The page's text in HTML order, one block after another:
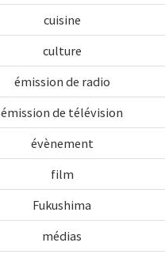
cuisine
culture
émission de radio
émission de télévision
évènement
film
Fukushima
médias